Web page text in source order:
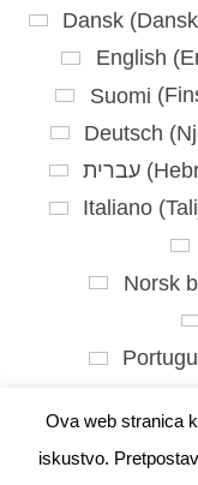
Ova web stranica
iskustvo.
Dansk (
English (
Suomi (
Deutsch (
עברית (
Italiano (
Norsk
Español(